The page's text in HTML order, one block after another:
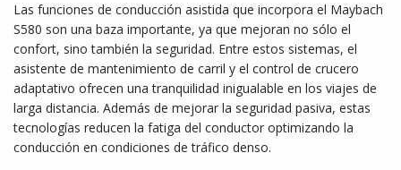
Las funciones de conducción asistida que incorpora el Maybach
S580 son una baza importante, ya que mejoran no sólo el
confort, sino también la seguridad. Entre estos sistemas, el
asistente de mantenimiento de carril y el control de crucero
adaptativo ofrecen una tranquilidad inigualable en los viajes de
larga distancia. Además de mejorar la seguridad pasiva, estas
tecnologías reducen la fatiga del conductor optimizando la
conducción en condiciones de tráfico denso.